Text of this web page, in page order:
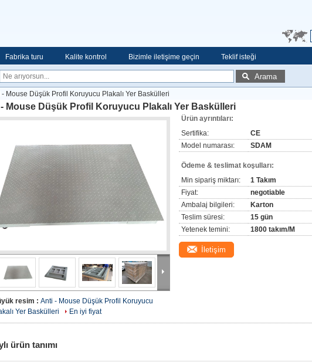
Fabrika turu Kalite kontrol Bizimle iletişime geçin Teklif isteği
Arama
- Mouse Düşük Profil Koruyucu Plakalı Yer Baskülleri
Mouse Düşük Profil Koruyucu Plakalı Yer Baskülleri
resim : Anti - Mouse Düşük Profil Koruyucu
Yer Baskülleri
En iyi fiyat
Ürün ayrıntıları:
Sertifika:
CE
Model numarası:
SDAM
Ödeme & teslimat koşulları:
Min sipariş miktarı:
1 Takım
Fiyat:
negotiable
Ambalaj bilgileri:
Karton
Teslim süresi:
15 gün
Yetenek temini:
1800 takım/M
İletişim
ürün tanımı